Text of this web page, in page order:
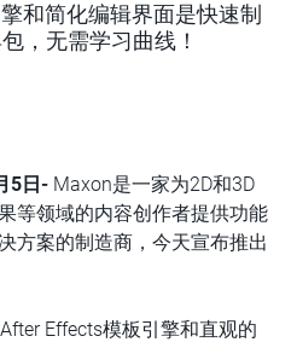
和简化编辑界面是快速制
，无需学习曲线！
5日- Maxon是一家为2D和3D
等领域的内容创作者提供功能
方案的制造商，今天宣布推出
Effects模板引擎和直观的